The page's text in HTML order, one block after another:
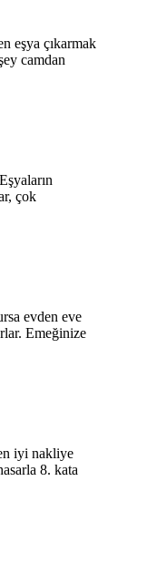
eşya çıkarmak
camdan
çok
evden eve
Emeğinize
iyi nakliye
8. kata